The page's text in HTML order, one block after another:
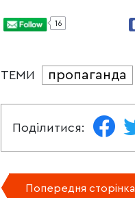
16
ТЕМИ пропаганда
Поділитися:
Попередня сторінка